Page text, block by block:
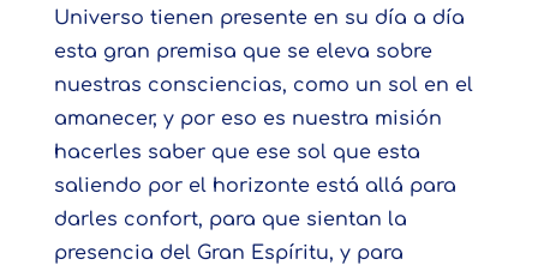
Universo tienen presente en su día a día
esta gran premisa que se eleva sobre
nuestras consciencias, como un sol en el
amanecer, y por eso es nuestra misión
hacerles saber que ese sol que esta
saliendo por el horizonte está allá para
darles confort, para que sientan la
presencia del Gran Espíritu, y para